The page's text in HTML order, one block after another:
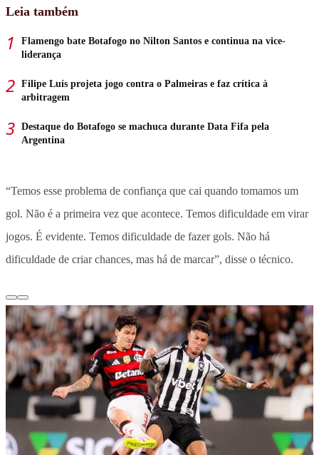
Leia também
Flamengo bate Botafogo no Nilton Santos e continua na vice-
liderança
Filipe Luís projeta jogo contra o Palmeiras e faz crítica à
arbitragem
Destaque do Botafogo se machuca durante Data Fifa pela
Argentina
“Temos esse problema de confiança que cai quando tomamos um
gol. Não é a primeira vez que acontece. Temos dificuldade em virar
jogos. É evidente. Temos dificuldade de fazer gols. Não há
dificuldade de criar chances, mas há de marcar”, disse o técnico.